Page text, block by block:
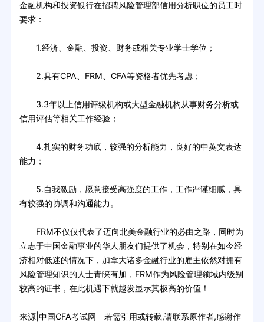
金融机构和投资银行在招聘风险管理部信用分析职位的员工时
要求：
1.经济、金融、投资、财务或相关专业学士学位；
2.具有CPA、FRM、CFA等资格者优先考虑；
3.3年以上信用评级机构或大型金融机构从事财务分析或
信用评估等相关工作经验；
4.扎实的财务功底，较强的分析能力，良好的中英文表达
能力；
5.自我激励，愿意接受高强度的工作，工作严谨细腻，具
有较强的协调和沟通能力。
FRM不仅仅代表了迈向北美金融行业的必由之路，同时为
立志于中国金融事业的华人朋友们提供了机会，特别在如今经
济相对低迷的情况下，加拿大诸多金融行业的雇主依然对拥有
风险管理知识的人士青睐有加，FRM作为风险管理领域内级别
较高的证书，在此机遇下就越发显示其极高的价值！
来源|中国CFA考试网 若需引用或转载,请联系原作者,感谢作